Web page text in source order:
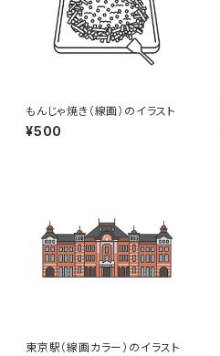
もんじゃ焼き（線画）のイラスト
¥500
東京駅（線画カラー）のイラスト